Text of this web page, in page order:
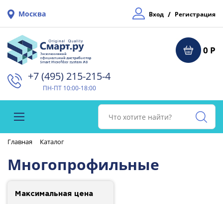
Москва Вход / Регистрация
0 Р
+7 (495) 215-215-4⁠
ПН-ПТ 10:00-18:00
Главная Каталог
Многопрофильные
Максимальная цена